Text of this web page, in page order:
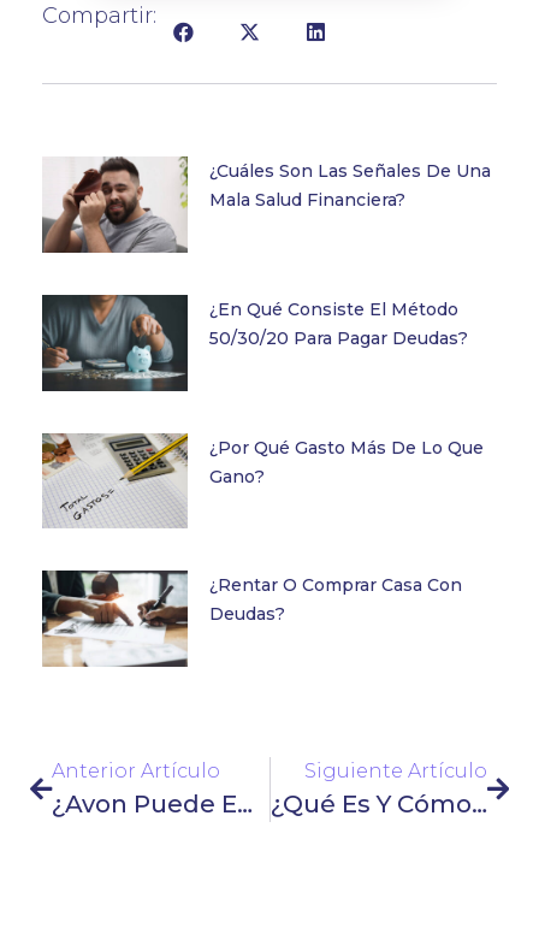
Compartir:
¿Cuáles Son Las Señales De Una
Mala Salud Financiera?
¿En Qué Consiste El Método
50/30/20 Para Pagar Deudas?
¿Por Qué Gasto Más De Lo Que
Gano?
¿Rentar O Comprar Casa Con
Deudas?
Anterior Artículo
¿Avon Puede Embargar?
Siguiente Artículo
¿Qué Es Y Cómo Funciona Una Reparadora De Deudas?